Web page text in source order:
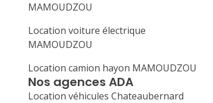
Nos agences ADA
Location véhicules Chateaubernard
MAMOUDZOU
Location voiture électrique
MAMOUDZOU
Location camion hayon MAMOUDZOU